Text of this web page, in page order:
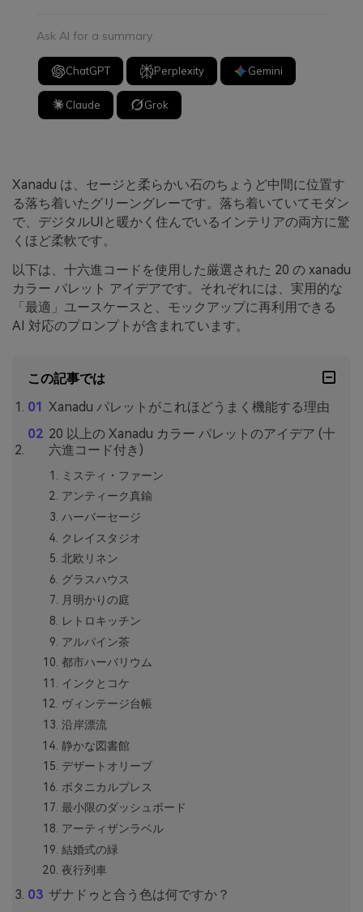
Ask AI for a summary
ChatGPT Perplexity Gemini
Claude Grok
Xanadu は、セージと柔らかい石のちょうど中間に位置す
る落ち着いたグリーングレーです。落ち着いていてモダン
で、デジタルUIと暖かく住んでいるインテリアの両方に驚
くほど柔軟です。
以下は、十六進コードを使用した厳選された 20 の xanadu
カラー パレット アイデアです。それぞれには、実用的な
「最適」ユースケースと、モックアップに再利用できる
AI 対応のプロンプトが含まれています。
この記事では
Xanadu パレットがこれほどうまく機能する理由
20 以上の Xanadu カラー パレットのアイデア (十
六進コード付き)
ミスティ・ファーン
アンティーク真鍮
ハーバーセージ
クレイスタジオ
北欧リネン
グラスハウス
月明かりの庭
レトロキッチン
アルパイン茶
都市ハーバリウム
インクとコケ
ヴィンテージ台帳
沿岸漂流
静かな図書館
デザートオリーブ
ボタニカルプレス
最小限のダッシュボード
アーティザンラベル
結婚式の緑
夜行列車
ザナドゥと合う色は何ですか？